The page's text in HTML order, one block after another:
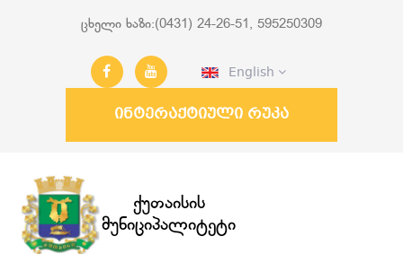
ცხელი ხაზი:(0431) 24-26-51, 595250309
English
ინტერაქტიული რუკა
ქუთაისის
მუნიციპალიტეტი